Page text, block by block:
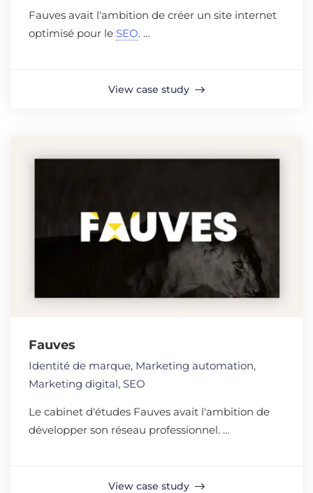
Fauves avait l'ambition de créer un site internet
optimisé pour le SEO. …
View case study
Fauves
Identité de marque, Marketing automation,
Marketing digital, SEO
Le cabinet d'études Fauves avait l'ambition de
développer son réseau professionnel. …
View case study